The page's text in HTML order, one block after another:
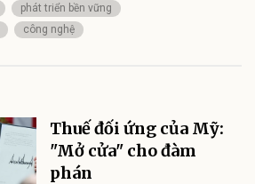
phát triển bền vững
công nghệ
Thuế đối ứng của Mỹ:
"Mở cửa" cho đàm
phán